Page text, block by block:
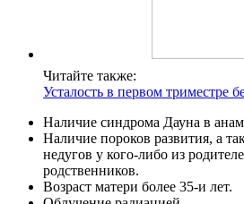
Читайте также:
Усталость в первом триместре
Наличие синдрома Дауна в
Наличие пороков развития, а
недугов у кого-либо из
родственников.
Возраст матери более 35-и лет.